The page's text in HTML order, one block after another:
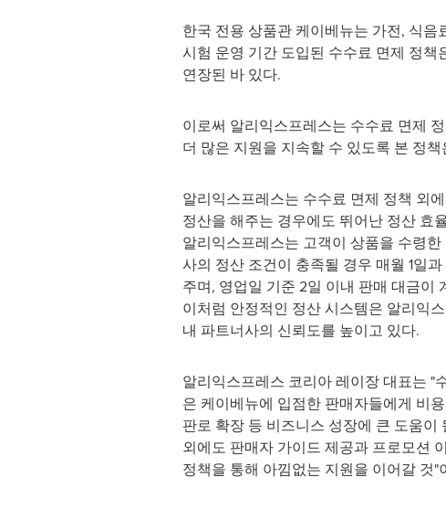
한국 전용 상품관 케이베뉴는 가전, 식
시험 운영 기간 도입된 수수료 면제 정
연장된 바 있다.
이로써 알리익스프레스는 수수료 면제
더 많은 지원을 지속할 수 있도록 본 정
알리익스프레스는 수수료 면제 정책 외
정산을 해주는 경우에도 뛰어난 정산 효
알리익스프레스는 고객이 상품을 수령한
사의 정산 조건이 충족될 경우 매월 1일과
주며, 영업일 기준 2일 이내 판매 대금이
이처럼 안정적인 정산 시스템은 알리익
내 파트너사의 신뢰도를 높이고 있다.
알리익스프레스 코리아 레이장 대표는 "
은 케이베뉴에 입점한 판매자들에게 비
판로 확장 등 비즈니스 성장에 큰 도움이
외에도 판매자 가이드 제공과 프로모션
정책을 통해 아낌없는 지원을 이어갈 것"